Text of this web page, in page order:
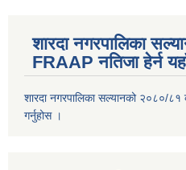
शारदा नगरपालिका
FRAAP नतिजा हेर्न
शारदा नगरपालिका सल्यानको २०८०/
गर्नुहोस ।